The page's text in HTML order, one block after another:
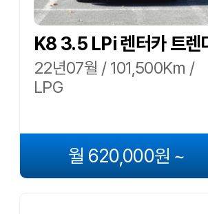
K8 3.5 LPi 렌터카 트렌
22년07월 / 101,500Km /
LPG
월 620,000원 ~